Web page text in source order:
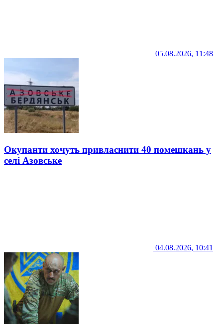
05.08.2026, 11:48
Окупанти хочуть привласнити 40 помешкань у
селі Азовське
04.08.2026, 10:41